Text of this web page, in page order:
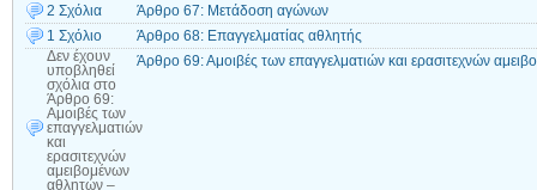
2 Σχόλια
Άρθρο 67: Μετάδοση αγώνων
1 Σχόλιο
Άρθρο 68: Επαγγελματίας αθλητής
Δεν έχουν
υποβληθεί
σχόλια στο
Άρθρο 69:
Αμοιβές των
επαγγελματιών
και
ερασιτεχνών
αμειβομένων
αθλητών –
Άρθρο 69: Αμοιβές των επαγγελματιών και ερασιτεχνών